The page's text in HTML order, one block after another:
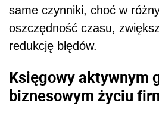
same czynniki, choć w
oszczędność czasu,
redukcję błędów.
Księgowy aktywnym
biznesowym życiu